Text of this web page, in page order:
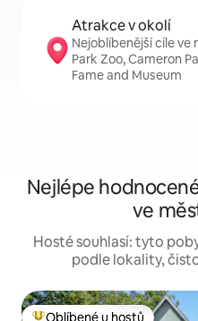
Atrakce v okolí
Nejoblíbenější cíle ve
Park Zoo, Cameron
Fame and Museum
Nejlépe
ve
Hosté souhlasí: tyto
podle lokality,
Oblíbené u hostů